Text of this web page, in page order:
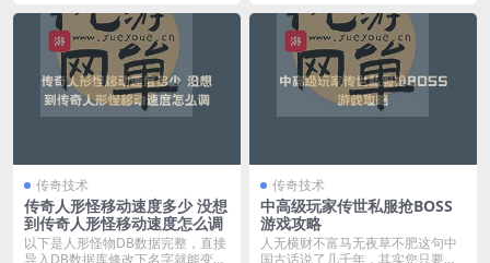
传奇技术
传奇人形怪移动速度多少 没想
到传奇人形怪移动速度怎么调
以下是人形怪物DB数据完整，直接
导入DB数据库修改下名字就能变成
传奇技术
中高级玩家传世私服抢BOSS
游戏攻略
人无横财不富马无夜草不肥这句中
国古话说了几千年，其实您只要仔